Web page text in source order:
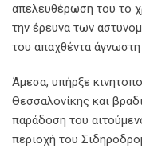
απελευθέρωση του το
την έρευνα των
του απαχθέντα
Άμεσα, υπήρξε
Θεσσαλονίκης και
παράδοση του
περιοχή του